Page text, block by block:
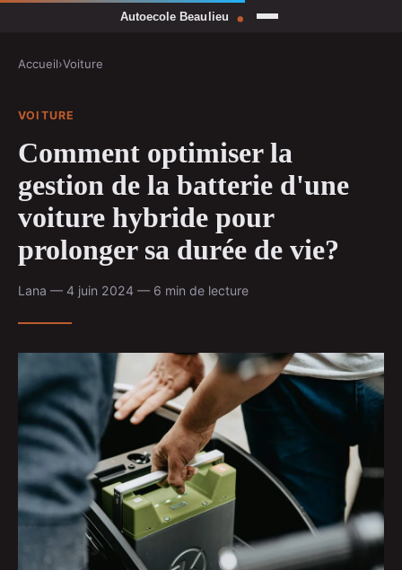
Accueil›Voiture
VOITURE
Comment optimiser la
gestion de la batterie d'une
voiture hybride pour
prolonger sa durée de vie?
Lana — 4 juin 2024 — 6 min de lecture